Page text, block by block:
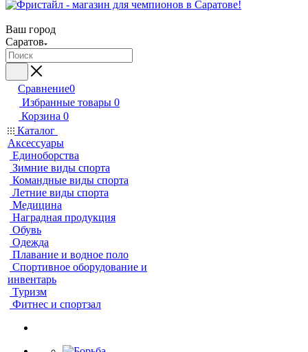
Ваш город
Саратов
Сравнение0
Избранные товары 0
Корзина 0
Каталог
Аксессуары
Единоборства
Зимние виды спорта
Командные виды спорта
Летние виды спорта
Медицина
Наградная продукция
Обувь
Одежда
Плавание и водное поло
Спортивное оборудование и
инвентарь
Туризм
Фитнес и спортзал